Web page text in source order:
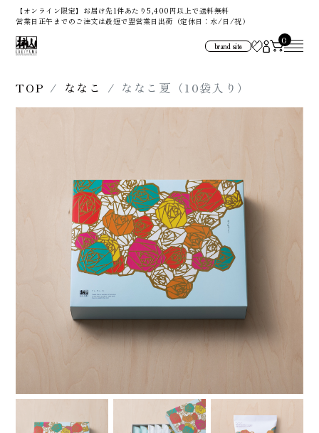
【オンライン限定】お届け先1件あたり5,400円以上で送料無料
営業日正午までのご注文は最短で翌営業日出荷（定休日：水/日/祝）
brand site 0
TOP ななこ ななこ夏（10袋入り）